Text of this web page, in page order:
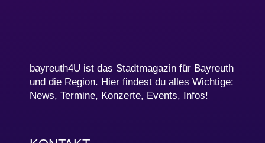
bayreuth4U ist das Stadtmagazin für Bayreuth
und die Region. Hier findest du alles Wichtige:
News, Termine, Konzerte, Events, Infos!